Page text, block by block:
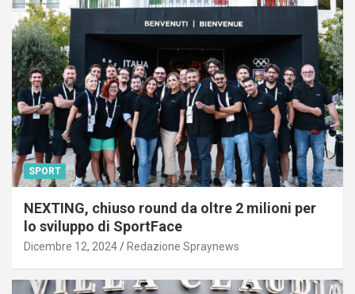
SPORT
NEXTING, chiuso round da oltre 2 milioni per
lo sviluppo di SportFace
Dicembre 12, 2024 Redazione Spraynews